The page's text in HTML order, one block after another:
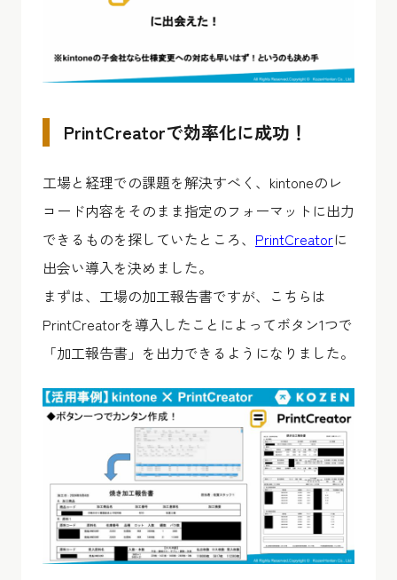
PrintCreatorで効率化に成功！
工場と経理での課題を解決すべく、kintoneのレ
コード内容をそのまま指定のフォーマットに出力
できるものを探していたところ、 PrintCreatorに
出会い導入を決めました。
まずは、工場の加工報告書ですが、こちらは
PrintCreatorを導入したことによってボタン1つで
「加工報告書」を出力できるようになりました。